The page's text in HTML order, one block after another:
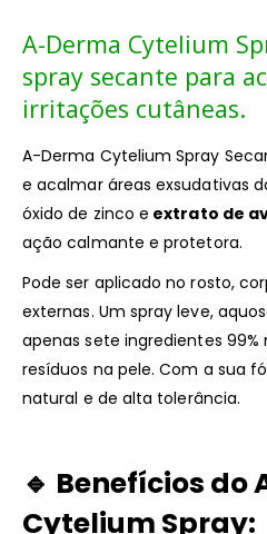
A-Derma Cytelium
spray secante para
irritações cutâneas.
A-Derma Cytelium Spray
e acalmar áreas exsudativas
óxido de zinco e extrato de
ação calmante e protetora.
Pode ser aplicado no rosto,
externas. Um spray leve,
apenas sete ingredientes
resíduos na pele. Com a sua
natural e de alta tolerância.
🔹 Benefícios do
Cytelium Spray: